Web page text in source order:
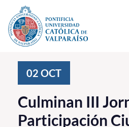
Click acá para ir directamente al
Investigación, Creación e
PUCV Internacional
Vinculación con el Medio
02 OCT
Culminan III
Participación